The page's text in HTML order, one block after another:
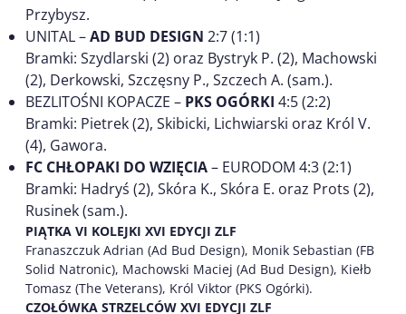
Przybysz.
UNITAL –AD BUD DESIGN 2:7 (1:1)
Bramki: Szydlarski (2) oraz Bystryk P. (2), Machowski
(2), Derkowski, Szczęsny P., Szczech A. (sam.).
BEZLITOŚNI KOPACZE – PKS OGÓRKI 4:5 (2:2)
Bramki: Pietrek (2), Skibicki, Lichwiarski oraz Król V.
(4), Gawora.
FC CHŁOPAKI DO WZIĘCIA– EURODOM 4:3 (2:1)
Bramki: Hadryś (2), Skóra K., Skóra E. oraz Prots (2),
Rusinek (sam.).
PIĄTKA VI KOLEJKI XVI EDYCJI ZLF
Franaszczuk Adrian (Ad Bud Design), Monik Sebastian (FB
Solid Natronic), Machowski Maciej (Ad Bud Design), Kiełb
Tomasz (The Veterans), Król Viktor (PKS Ogórki).
CZOŁÓWKA STRZELCÓW XVI EDYCJI ZLF